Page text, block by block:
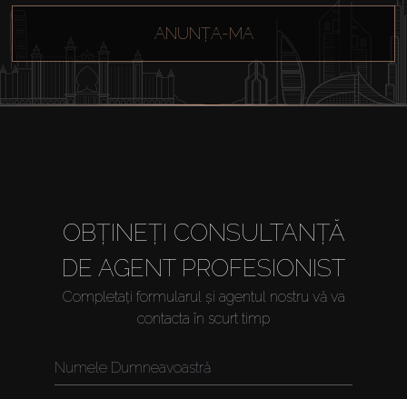
ANUNȚA-MA
OBȚINEȚI CONSULTANȚĂ
DE AGENT PROFESIONIST
Completați formularul și agentul nostru vă va
contacta în scurt timp